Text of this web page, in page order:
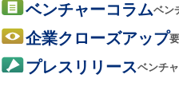
ベンチャーコラムベン
企業クローズアップ
プレスリリースベンチ